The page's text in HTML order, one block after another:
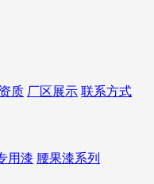
质 厂区展示 联系方式
用漆 腰果漆系列